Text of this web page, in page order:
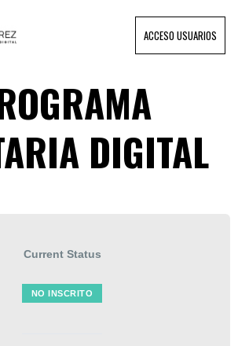
ACCESO USUARIOS
DIGITAL
Current Status
NO INSCRITO